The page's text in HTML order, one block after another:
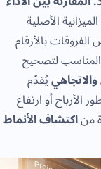
الأصلية
بالأرقام
لتصحيح
يُقدّم
الأرباح أو ارتفاع
مناكتشاف الأنماط